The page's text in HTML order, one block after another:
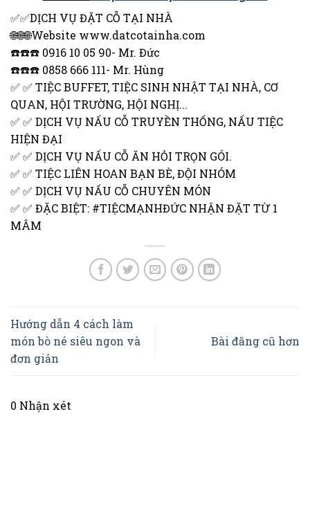
✅✅DỊCH VỤ ĐẶT CỖ TẠI NHÀ
🌐🌐🌐Website www.datcotainha.com
☎️☎️☎️ 0916 10 05 90- Mr. Đức
☎️☎️☎️ 0858 666 111- Mr. Hùng
✅ ✅ TIỆC BUFFET, TIỆC SINH NHẬT TẠI NHÀ, CƠ
QUAN, HỘI TRƯỜNG, HỘI NGHỊ...
✅ ✅ DỊCH VỤ NẤU CỖ TRUYỀN THỐNG, NẤU TIỆC
HIỆN ĐẠI
✅ ✅ DỊCH VỤ NẤU CỖ ĂN HỎI TRỌN GÓI.
✅ ✅ TIỆC LIÊN HOAN BẠN BÈ, ĐỘI NHÓM
✅ ✅ DỊCH VỤ NẤU CỖ CHUYÊN MÓN
✅ ✅ ĐẶC BIỆT: #TIỆCMẠNHĐỨC NHẬN ĐẶT TỪ 1
MÂM
Hướng dẫn 4 cách làm
món bò né siêu ngon và
đơn giản
Bài đăng cũ hơn
0 Nhận xét